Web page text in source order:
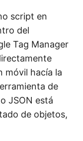
script en
del
Tag Manager
móvil hacía la
de
JSON está
de objetos,